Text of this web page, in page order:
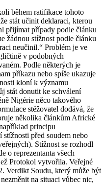
během ratifikace tohoto
stát učinit deklaraci, kterou
přijímat případy podle článku
žádnou stížnost podle článku
neučinil.“ Problém je ve
v podobných
Podle některých je
příkazu nebo spíše ukazuje
kloní k významu
stát donutit ke schválení
Nigérie něco takového
stěžovatel dodává, že
několika článkům Africké
principu
stížnosti před soudem nebo
Stížnost se rozhodl
o reprezentanta všech
Protokol vytvořila. Veřejné
Verdikt Soudu, který může být
na situaci vůbec nic,